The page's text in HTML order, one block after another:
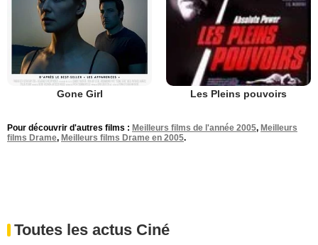
Gone Girl Les Pleins pouvoirs
Pour découvrir d'autres films : Meilleurs films de l'année 2005, Meilleurs
films Drame, Meilleurs films Drame en 2005.
Toutes les actus Ciné